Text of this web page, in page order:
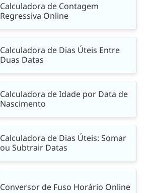
Calculadora de Contagem
Regressiva Online
Calculadora de Dias Úteis Entre
Duas Datas
Calculadora de Idade por Data de
Nascimento
Calculadora de Dias Úteis: Somar
ou Subtrair Datas
Conversor de Fuso Horário Online